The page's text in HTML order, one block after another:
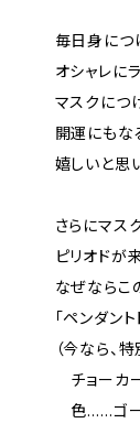
毎日身につけ
オシャレにラ
マスクにつけ
開運にもなる
嬉しいと思い
さらにマス
ピリオドが来
なぜならこの
「ペンダント
（今なら、特
チョーカーも
色……ゴール